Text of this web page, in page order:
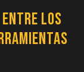
entre los